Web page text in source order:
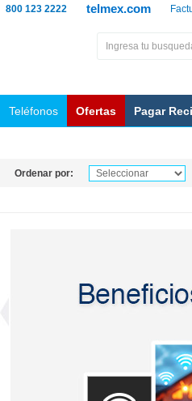
telmex.com
800 123 2222
Teléfonos Ofertas Pagar
Ordenar por: